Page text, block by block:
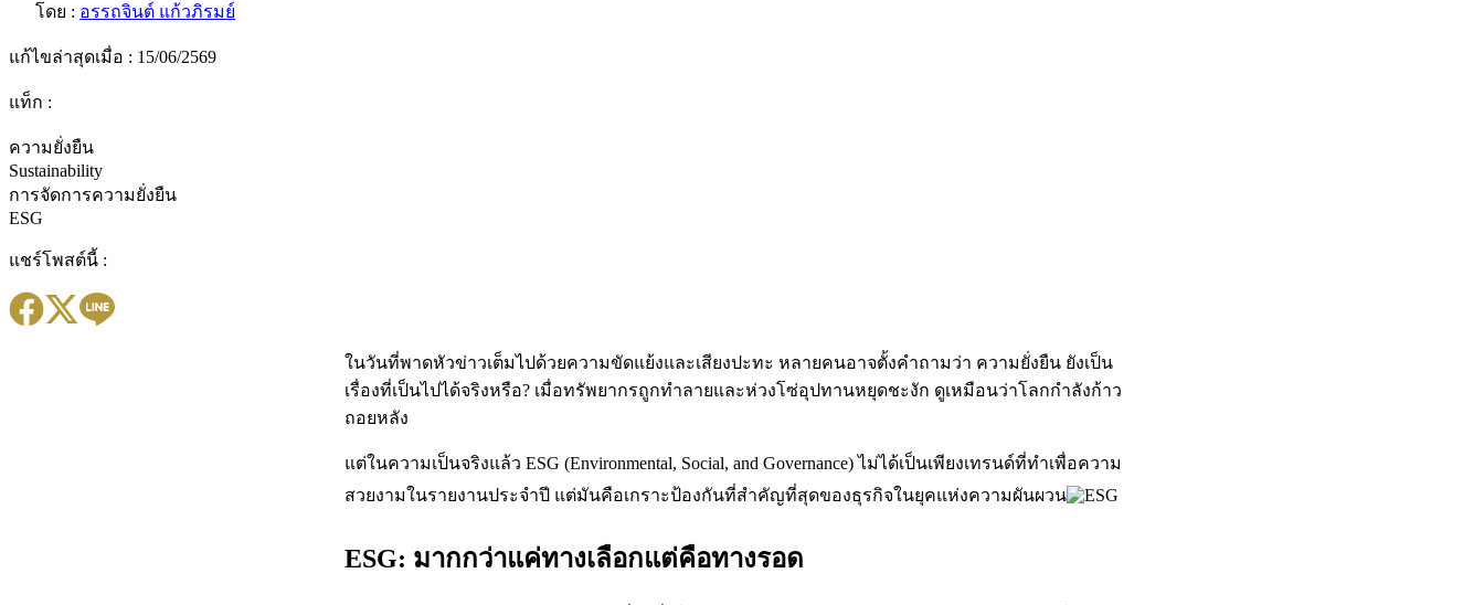
โดย : อรรถจินต์ แก้วภิรมย์
แก้ไขล่าสุดเมื่อ : 15/06/2569
แท็ก :
ความยั่งยืน
Sustainability
การจัดการความยั่งยืน
ESG
แชร์โพสต์นี้ :
ในวันที่พาดหัวข่าวเต็มไปด้วยความขัดแย้งและเสียงปะทะ หลายคนอาจตั้งคำถามว่า ความยั่งยืน ยังเป็น
เรื่องที่เป็นไปได้จริงหรือ? เมื่อทรัพยากรถูกทำลายและห่วงโซ่อุปทานหยุดชะงัก ดูเหมือนว่าโลกกำลังก้าว
ถอยหลัง
แต่ในความเป็นจริงแล้ว ESG (Environmental, Social, and Governance) ไม่ได้เป็นเพียงเทรนด์ที่ทำเพื่อความ
สวยงามในรายงานประจำปี แต่มันคือเกราะป้องกันที่สำคัญที่สุดของธุรกิจในยุคแห่งความผันผวน
ESG: มากกว่าแค่ทางเลือกแต่คือทางรอด